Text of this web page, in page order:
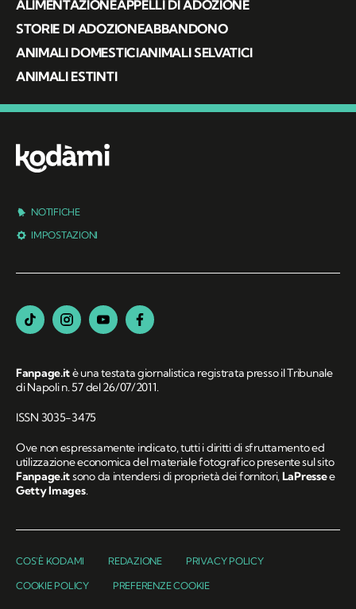
ALIMENTAZIONEAPPELLI DI ADOZIONE
STORIE DI ADOZIONEABBANDONO
ANIMALI DOMESTICIANIMALI SELVATICI
ANIMALI ESTINTI
NOTIFICHE
IMPOSTAZIONI
Fanpage.itè una testata giornalistica registrata presso il Tribunale
di Napoli n. 57 del 26/07/2011.
ISSN 3035-3475
Ove non espressamente indicato, tutti i diritti di sfruttamento ed
utilizzazione economica del materiale fotografico presente sul sito
Fanpage.itsono da intendersi di proprietà dei fornitori,LaPressee
Getty Images.
COS'È KODAMI REDAZIONE PRIVACY POLICY
COOKIE POLICY PREFERENZE COOKIE